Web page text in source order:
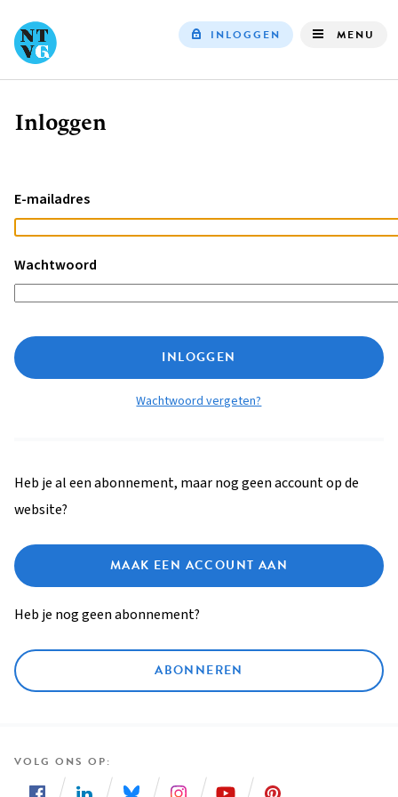
INLOGGEN MENU
Kruimelpad
Inloggen
E-mailadres
Wachtwoord
INLOGGEN
Wachtwoord vergeten?
Heb je al een abonnement, maar nog geen account op de
website?
MAAK EEN ACCOUNT AAN
Heb je nog geen abonnement?
ABONNEREN
VOLG ONS OP